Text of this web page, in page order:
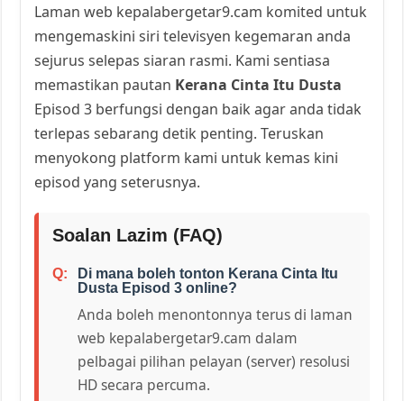
Laman web kepalabergetar9.cam komited untuk
mengemaskini siri televisyen kegemaran anda
sejurus selepas siaran rasmi. Kami sentiasa
memastikan pautan Kerana Cinta Itu Dusta
Episod 3 berfungsi dengan baik agar anda tidak
terlepas sebarang detik penting. Teruskan
menyokong platform kami untuk kemas kini
episod yang seterusnya.
Soalan Lazim (FAQ)
Di mana boleh tonton Kerana Cinta Itu
Dusta Episod 3 online?
Anda boleh menontonnya terus di laman
web kepalabergetar9.cam dalam
pelbagai pilihan pelayan (server) resolusi
HD secara percuma.